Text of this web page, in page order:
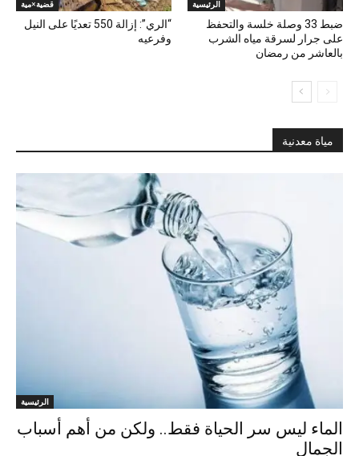
الرئيسية
ضبط 33 وصلة خلسة والتحفظ
على جرار لسرقة مياه الشرب
بالعاشر من رمضان
قضية×مية
“الري”: إزالة 550 تعديًا على النيل
وفرعيه
مياة معدنية
الرئيسية
الماء ليس سر الحياة فقط.. ولكن من أهم أسباب
الجمال